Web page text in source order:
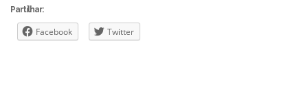
Partilhar:
Facebook Twitter